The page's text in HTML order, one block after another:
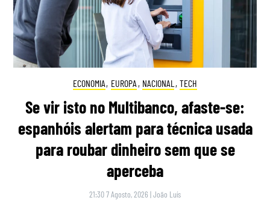
ECONOMIA, EUROPA , NACIONAL , TECH
Se vir isto no Multibanco, afaste-se:
espanhóis alertam para técnica usada
para roubar dinheiro sem que se
aperceba
21:30 7 Agosto, 2026 |João Luís